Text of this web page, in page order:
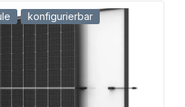
konfigurierbar